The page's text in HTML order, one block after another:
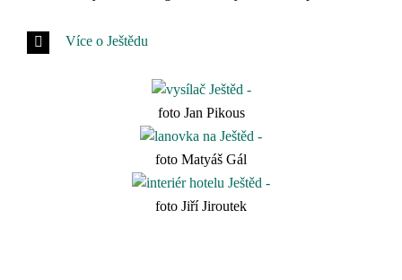
Více o Ještědu
foto Jan Pikous
foto Matyáš Gál
foto Jiří Jiroutek